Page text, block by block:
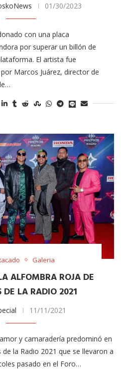
01/30/2023
con una placa
por superar un billón de
El artista fue
Marcos Juárez, director de
Galeria
ALFOMBRA ROJA DE
DE LA RADIO 2021
11/11/2021
y camaradería predominó en
la Radio 2021 que se llevaron a
pasado en el Foro…